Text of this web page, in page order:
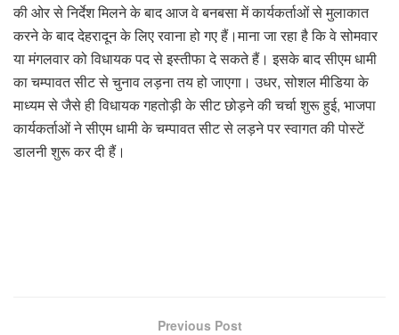
की ओर से निर्देश मिलने के बाद आज वे बनबसा में कार्यकर्ताओं से मुलाकात
करने के बाद देहरादून के लिए रवाना हो गए हैं।माना जा रहा है कि वे सोमवार
या मंगलवार को विधायक पद से इस्तीफा दे सकते हैं। इसके बाद सीएम धामी
का चम्पावत सीट से चुनाव लड़ना तय हो जाएगा। उधर, सोशल मीडिया के
माध्यम से जैसे ही विधायक गहतोड़ी के सीट छोड़ने की चर्चा शुरू हुई, भाजपा
कार्यकर्ताओं ने सीएम धामी के चम्पावत सीट से लड़ने पर स्वागत की पोस्टें
डालनी शुरू कर दी हैं।
Previous Post